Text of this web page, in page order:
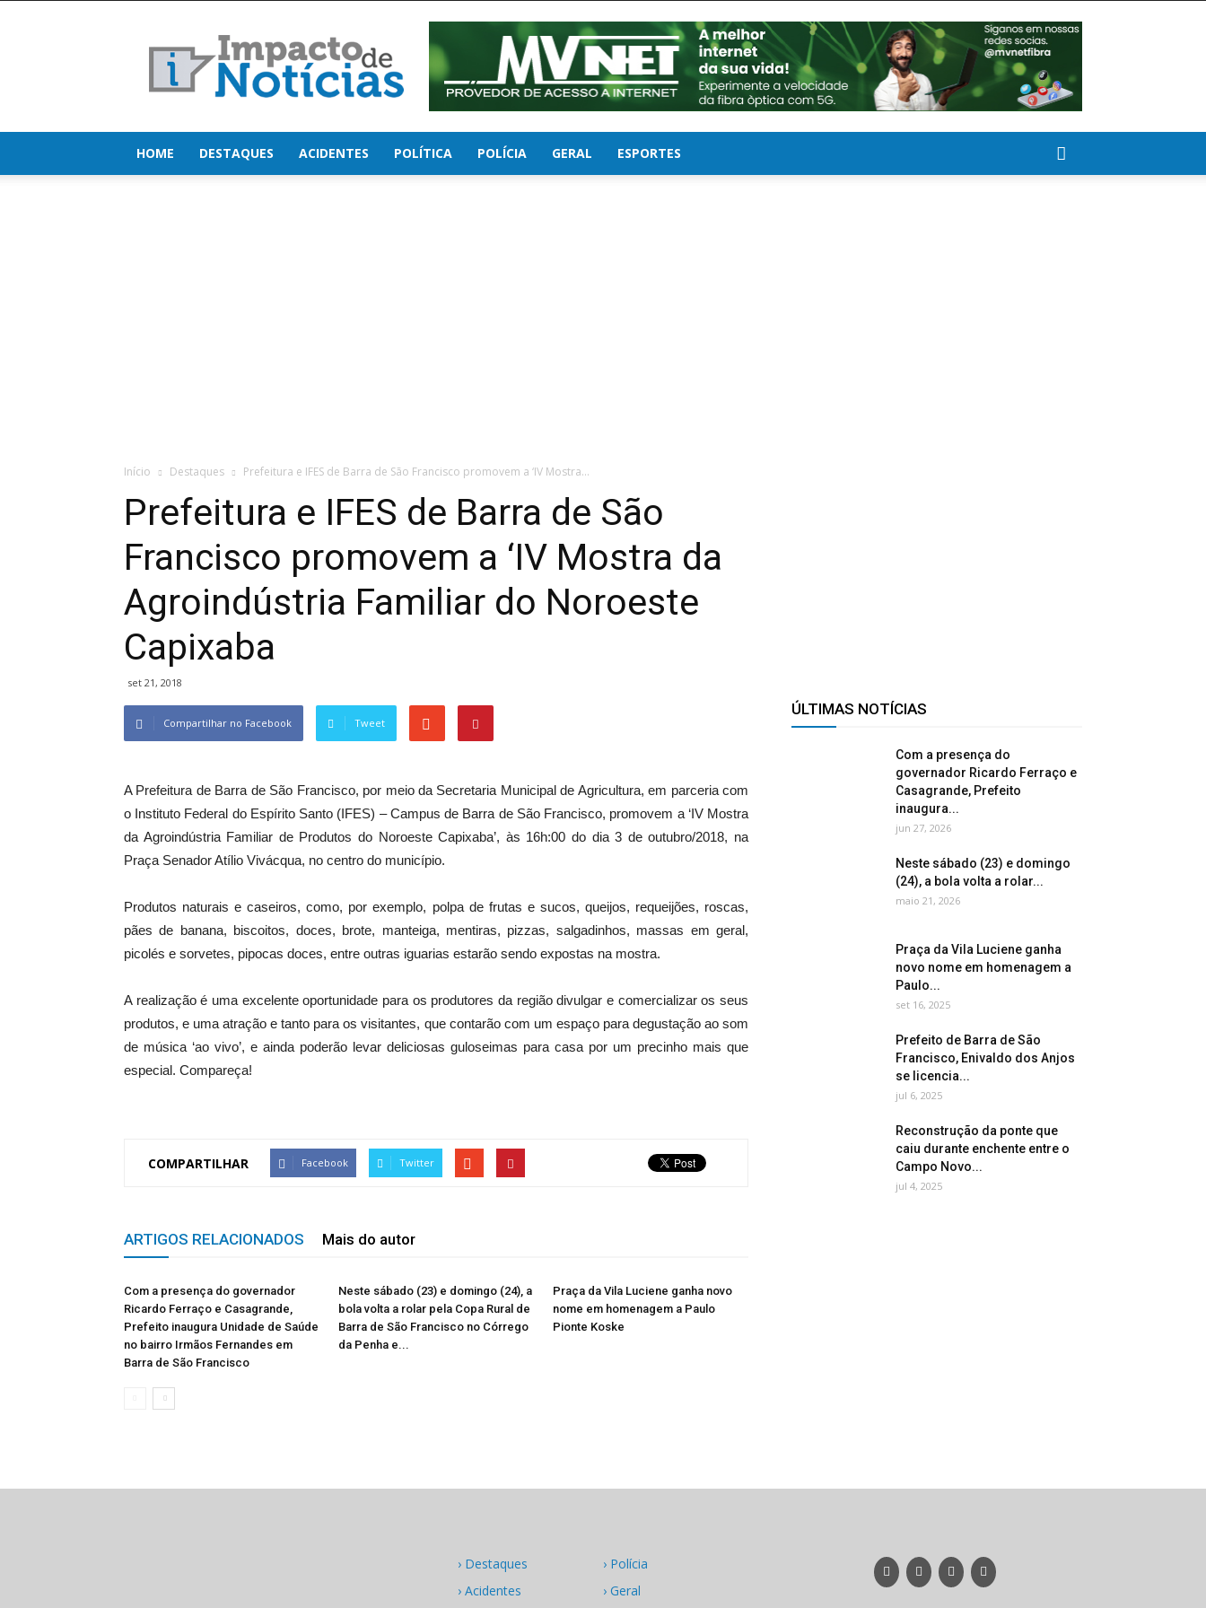
de
Notícias
HOME DESTAQUES ACIDENTES POLÍTICA POLÍCIA GERAL ESPORTES
Início Destaques Prefeitura e IFES de Barra de São Francisco promovem a ‘IV Mostra...
Prefeitura e IFES de Barra de São
Francisco promovem a ‘IV Mostra da
Agroindústria Familiar do Noroeste
Capixaba
set 21, 2018
Compartilhar no Facebook Tweet
A Prefeitura de Barra de São Francisco, por meio da Secretaria Municipal de Agricultura, em parceria com
o Instituto Federal do Espírito Santo (IFES) – Campus de Barra de São Francisco, promovem a ‘IV Mostra
da Agroindústria Familiar de Produtos do Noroeste Capixaba’, às 16h:00 do dia 3 de outubro/2018, na
Praça Senador Atílio Vivácqua, no centro do município.
Produtos naturais e caseiros, como, por exemplo, polpa de frutas e sucos, queijos, requeijões, roscas,
pães de banana, biscoitos, doces, brote, manteiga, mentiras, pizzas, salgadinhos, massas em geral,
picolés e sorvetes, pipocas doces, entre outras iguarias estarão sendo expostas na mostra.
A realização é uma excelente oportunidade para os produtores da região divulgar e comercializar os seus
produtos, e uma atração e tanto para os visitantes, que contarão com um espaço para degustação ao som
de música ‘ao vivo’, e ainda poderão levar deliciosas guloseimas para casa por um precinho mais que
especial. Compareça!
COMPARTILHAR Facebook Twitter
ARTIGOS RELACIONADOS Mais do autor
Com a presença do governador
Ricardo Ferraço e Casagrande,
Prefeito inaugura Unidade de Saúde
no bairro Irmãos Fernandes em
Barra de São Francisco
Neste sábado (23) e domingo (24), a
bola volta a rolar pela Copa Rural de
Barra de São Francisco no Córrego
da Penha e...
Praça da Vila Luciene ganha novo
nome em homenagem a Paulo
Pionte Koske
ÚLTIMAS NOTÍCIAS
Com a presença do
governador Ricardo Ferraço e
Casagrande, Prefeito
inaugura...
jun 27, 2026
Neste sábado (23) e domingo
(24), a bola volta a rolar...
maio 21, 2026
Praça da Vila Luciene ganha
novo nome em homenagem a
Paulo...
set 16, 2025
Prefeito de Barra de São
Francisco, Enivaldo dos Anjos
se licencia...
jul 6, 2025
Reconstrução da ponte que
caiu durante enchente entre o
Campo Novo...
jul 4, 2025
› Destaques
› Acidentes
› Polícia
› Geral